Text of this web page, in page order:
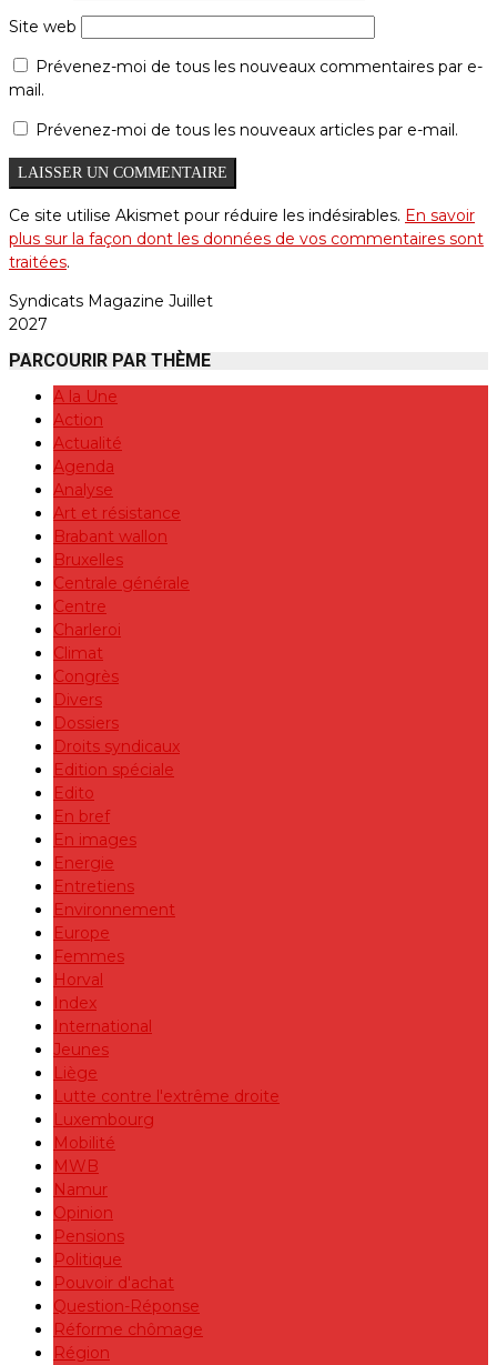
Site web
Prévenez-moi de tous les nouveaux commentaires par e-
mail.
Prévenez-moi de tous les nouveaux articles par e-mail.
Ce site utilise Akismet pour réduire les indésirables. En savoir
plus sur la façon dont les données de vos commentaires sont
traitées.
Syndicats Magazine Juillet
2027
PARCOURIR PAR THÈME
A la Une
Action
Actualité
Agenda
Analyse
Art et résistance
Brabant wallon
Bruxelles
Centrale générale
Centre
Charleroi
Climat
Congrès
Divers
Dossiers
Droits syndicaux
Edition spéciale
Edito
En bref
En images
Energie
Entretiens
Environnement
Europe
Femmes
Horval
Index
International
Jeunes
Liège
Lutte contre l'extrême droite
Luxembourg
Mobilité
MWB
Namur
Opinion
Pensions
Politique
Pouvoir d'achat
Question-Réponse
Réforme chômage
Région